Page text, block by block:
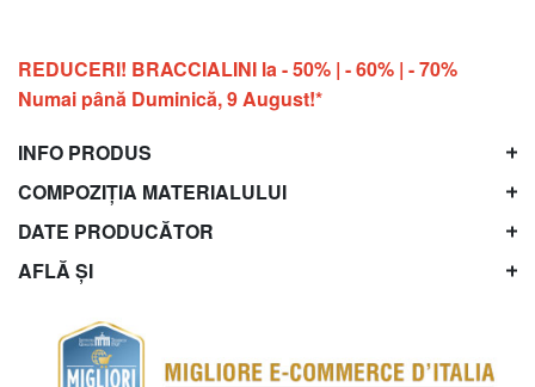
REDUCERI! BRACCIALINI la - 50% | - 60% | - 70%
Numai până Duminică, 9 August!*
INFO PRODUS
COMPOZIȚIA MATERIALULUI
DATE PRODUCĂTOR
AFLĂ ȘI